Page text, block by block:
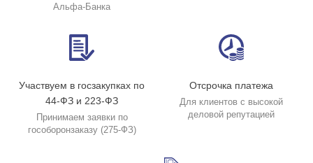
Альфа-Банка
Участвуем в госзакупках по
44-ФЗ и 223-ФЗ
Принимаем заявки по
гособоронзаказу (275-ФЗ)
Отсрочка платежа
Для клиентов с высокой
деловой репутацией